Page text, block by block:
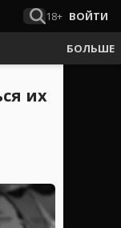
18+ ВОЙТИ
БОЛЬШЕ
их